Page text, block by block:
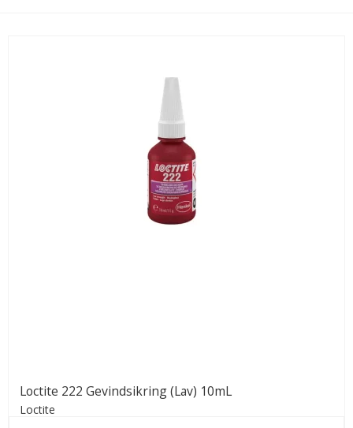
Loctite 222 Gevindsikring (Lav) 10mL
Loctite